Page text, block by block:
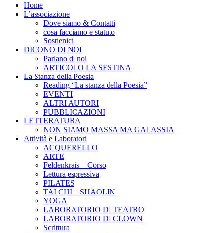
Home
L’associazione
Dove siamo & Contatti
cosa facciamo e statuto
Sostienici
DICONO DI NOI
Parlano di noi
ARTICOLO LA SESTINA
La Stanza della Poesia
Reading “La stanza della Poesia”
EVENTI
ALTRI AUTORI
PUBBLICAZIONI
LETTERATURA
NON SIAMO MASSA MA GALASSIA
Attività e Laboratori
ACQUERELLO
ARTE
Feldenkrais – Corso
Lettura espressiva
PILATES
TAI CHI – SHAOLIN
YOGA
LABORATORIO DI TEATRO
LABORATORIO DI CLOWN
Scrittura